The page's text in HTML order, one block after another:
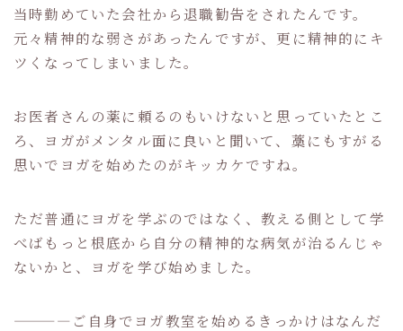
当時勤めていた会社から退職勧告をされたんです。
元々精神的な弱さがあったんですが、更に精神的にキ
ツくなってしまいました。
お医者さんの薬に頼るのもいけないと思っていたとこ
ろ、ヨガがメンタル面に良いと聞いて、藁にもすがる
思いでヨガを始めたのがキッカケですね。
ただ普通にヨガを学ぶのではなく、教える側として学
べばもっと根底から自分の精神的な病気が治るんじゃ
ないかと、ヨガを学び始めました。
————ご自身でヨガ教室を始めるきっかけはなんだ